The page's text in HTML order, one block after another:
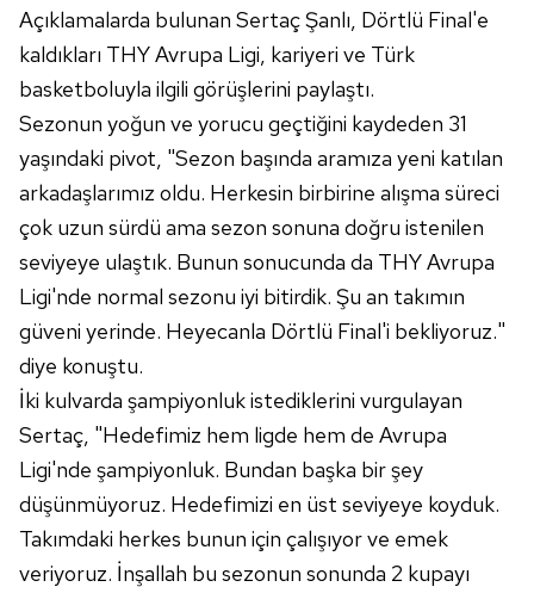
Açıklamalarda bulunan Sertaç Şanlı, Dörtlü Final'e
kaldıkları THY Avrupa Ligi, kariyeri ve Türk
basketboluyla ilgili görüşlerini paylaştı.
Sezonun yoğun ve yorucu geçtiğini kaydeden 31
yaşındaki pivot, "Sezon başında aramıza yeni katılan
arkadaşlarımız oldu. Herkesin birbirine alışma süreci
çok uzun sürdü ama sezon sonuna doğru istenilen
seviyeye ulaştık. Bunun sonucunda da THY Avrupa
Ligi'nde normal sezonu iyi bitirdik. Şu an takımın
güveni yerinde. Heyecanla Dörtlü Final'i bekliyoruz."
diye konuştu.
İki kulvarda şampiyonluk istediklerini vurgulayan
Sertaç, "Hedefimiz hem ligde hem de Avrupa
Ligi'nde şampiyonluk. Bundan başka bir şey
düşünmüyoruz. Hedefimizi en üst seviyeye koyduk.
Takımdaki herkes bunun için çalışıyor ve emek
veriyoruz. İnşallah bu sezonun sonunda 2 kupayı